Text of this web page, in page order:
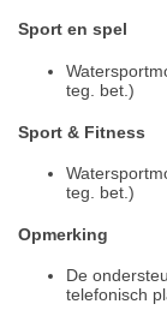
Sport en spel
teg. bet.)
Sport & Fitness
teg. bet.)
Opmerking
De
telefonisch